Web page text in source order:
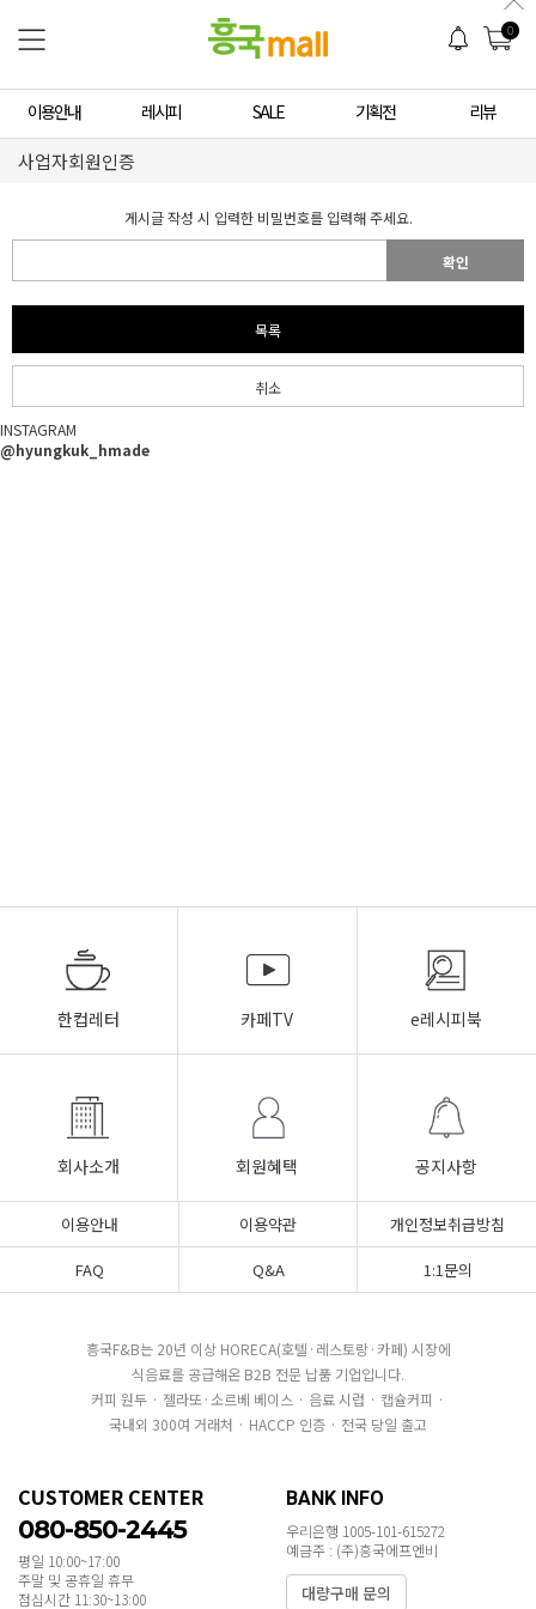
0
이용안내 레시피 SALE 기획전 리뷰
사업자회원인증
게시글 작성 시 입력한 비밀번호를 입력해 주세요.
확인
목록
취소
INSTAGRAM
@hyungkuk_hmade
한컵레터 카페TV e레시피북
회사소개 회원혜택 공지사항
이용안내 이용약관
개인정보취급방침
FAQ
Q&A 1:1문의
흥국F&B는 20년 이상 HORECA(호텔·레스토랑·카페) 시장에
식음료를 공급해온 B2B 전문 납품 기업입니다.
커피 원두 · 젤라또·소르베 베이스 · 음료 시럽 · 캡슐커피 ·
국내외 300여 거래처 · HACCP 인증 · 전국 당일 출고
CUSTOMER CENTER
080-850-2445
평일 10:00~17:00
주말 및 공휴일 휴무
점심시간 11:30~13:00
BANK INFO
우리은행 1005-101-615272
예금주 : (주)흥국에프엔비
대량구매 문의